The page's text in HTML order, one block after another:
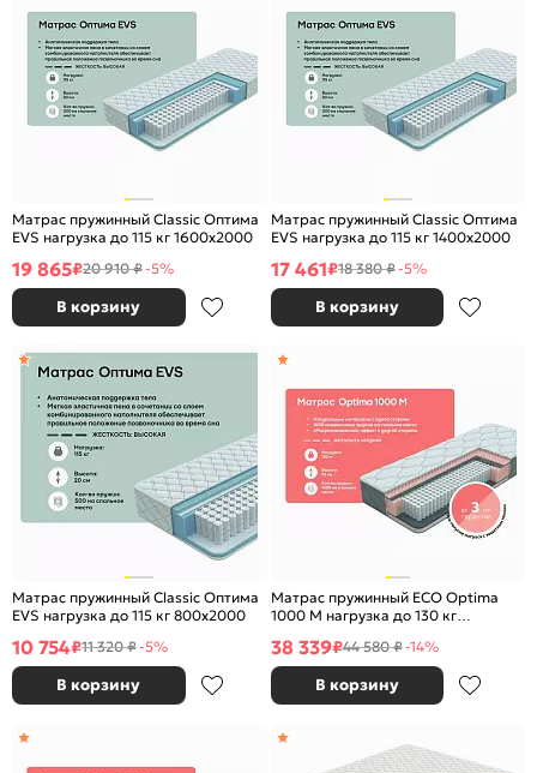
Матрас пружинный Classic Оптима
EVS нагрузка до 115 кг 1600x2000
19 865₽20 910 ₽-5%
В корзину
Матрас пружинный Classic Оптима
EVS нагрузка до 115 кг 1400x2000
17 461₽18 380 ₽-5%
В корзину
Матрас пружинный Classic Оптима
EVS нагрузка до 115 кг 800x2000
10 754₽11 320 ₽-5%
В корзину
Матрас пружинный ECO Optima
1000 M нагрузка до 130 кг
38 339₽44 580 ₽-14%
В корзину